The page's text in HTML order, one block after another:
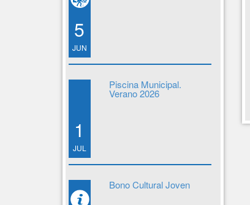
5
JUN
1
JUL
Piscina Municipal.
Verano 2026
Bono Cultural Joven